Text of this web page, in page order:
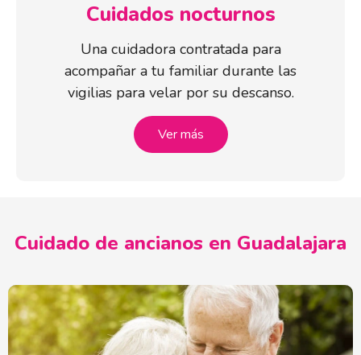
Cuidados nocturnos
Una cuidadora contratada para
acompañar a tu familiar durante las
vigilias para velar por su descanso.
Ver más
Cuidado de ancianos en Guadalajara